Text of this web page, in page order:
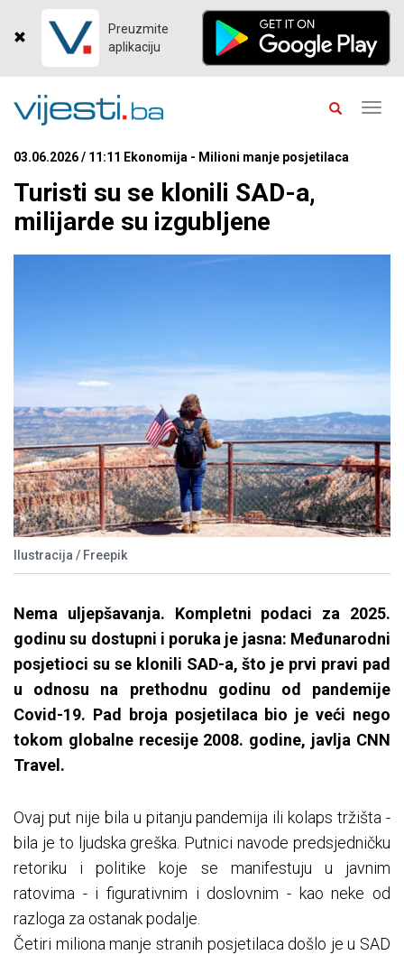
Preuzmite
aplikaciju
03.06.2026 / 11:11 Ekonomija - Milioni manje posjetilaca
Turisti su se klonili SAD-a,
milijarde su izgubljene
Ilustracija / Freepik
Nema uljepšavanja. Kompletni podaci za 2025.
godinu su dostupni i poruka je jasna: Međunarodni
posjetioci su se klonili SAD-a, što je prvi pravi pad
u odnosu na prethodnu godinu od pandemije
Covid-19. Pad broja posjetilaca bio je veći nego
tokom globalne recesije 2008. godine, javlja CNN
Travel.
Ovaj put nije bila u pitanju pandemija ili kolaps tržišta -
bila je to ljudska greška. Putnici navode predsjedničku
retoriku i politike koje se manifestuju u javnim
ratovima - i figurativnim i doslovnim - kao neke od
razloga za ostanak podalje.
Četiri miliona manje stranih posjetilaca došlo je u SAD